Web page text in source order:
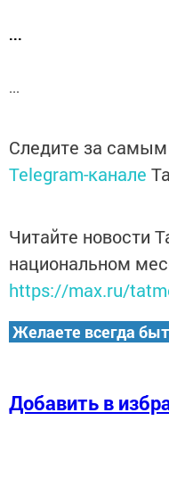
...
...
Следите за
Telegram-канале
Читайте новости
национальном
https://max.ru/
Желаете всегда
Добавить в